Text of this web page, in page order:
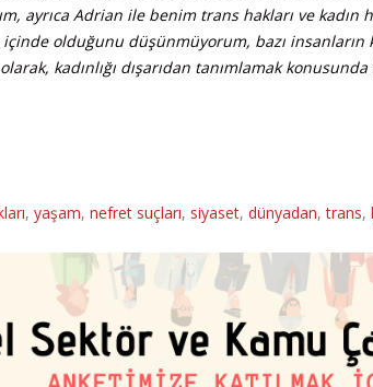
ayrıca Adrian ile benim trans hakları ve
olduğunu düşünmüyorum, bazı
kadınlığı dışarıdan tanımlamak
, yaşam, nefret suçları, siyaset, dünyadan,trans,